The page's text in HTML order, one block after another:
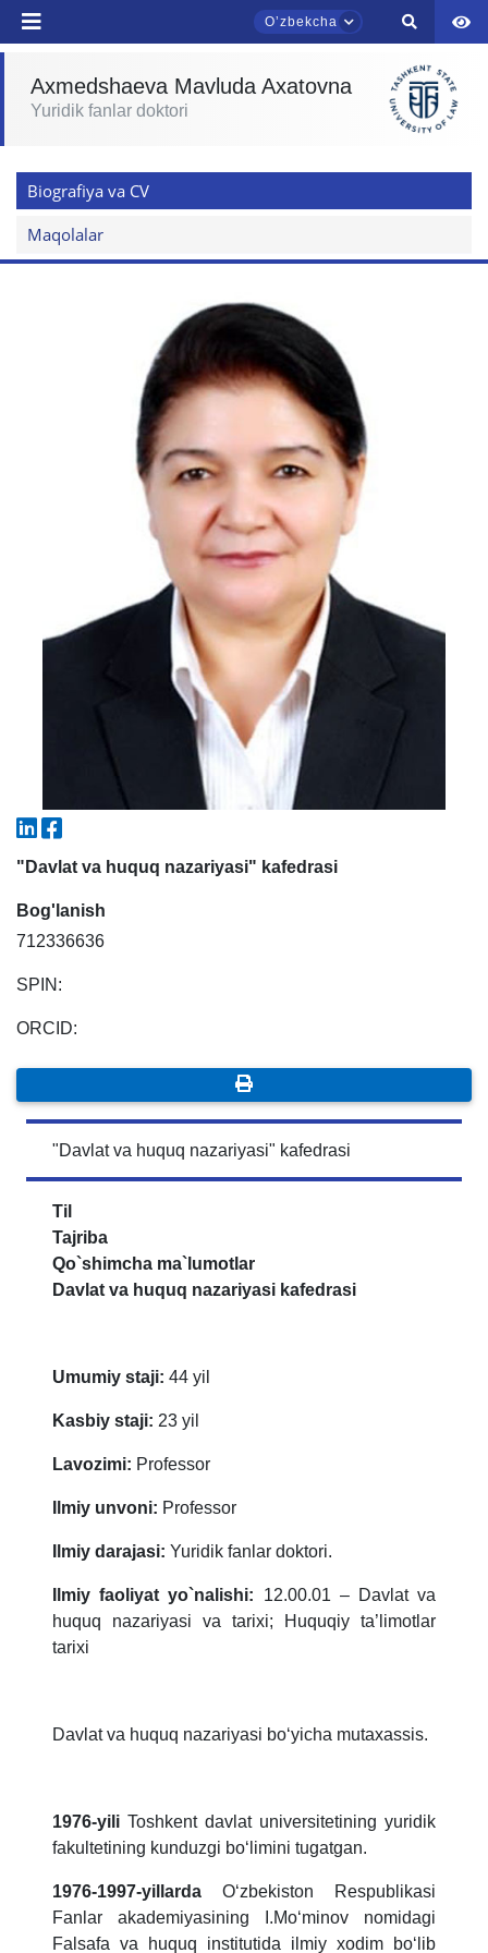
Oʼzbekcha
Pochta
Axmedshaeva Mavluda Axatovna
Yuridik fanlar doktori
Biografiya va CV
Maqolalar
"Davlat va huquq nazariyasi" kafedrasi
Bog'lanish
712336636
SPIN:
ORCID:
"Davlat va huquq nazariyasi" kafedrasi
Til
Tajriba
Qo`shimcha ma`lumotlar
Davlat va huquq nazariyasi kafedrasi
Umumiy staji: 44 yil
Kasbiy staji: 23 yil
Lavozimi: Professor
Ilmiy unvoni: Professor
Ilmiy darajasi: Yuridik fanlar doktori.
Ilmiy faoliyat yo`nalishi: 12.00.01 – Davlat va
huquq nazariyasi va tarixi; Huquqiy ta’limotlar
tarixi
Davlat va huquq nazariyasi bo‘yicha mutaxassis.
1976-yili Toshkent davlat universitetining yuridik
fakultetining kunduzgi bo‘limini tugatgan.
1976-1997-yillarda O‘zbekiston Respublikasi
Fanlar akademiyasining I.Mo‘minov nomidagi
Falsafa va huquq institutida ilmiy xodim bo‘lib
chatiga xush kelibsiz.
Mavzuni tanlang — keyin shu mavzudagi aniq
savollar chiqadi:
2. Hujjatlar (magistr) (4)
3. Suhbat (bakalavr) (8) 4. Suhbat (magistr) (5)
✉️ Adminga yozish